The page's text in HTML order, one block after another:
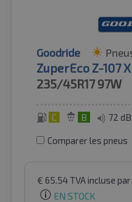
Goodride
ZuperEco Z-107
235/45R17 97W
C B 72 dB
Comparer les pneus
€ 65.54TVA incluse
EN STOCK